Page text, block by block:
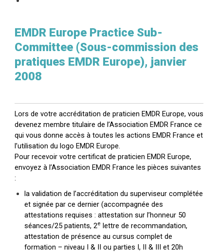
EMDR Europe Practice Sub-
Committee (Sous-commission des
pratiques EMDR Europe), janvier
2008
Lors de votre accréditation de praticien EMDR Europe, vous
devenez membre titulaire de l’Association EMDR France ce
qui vous donne accès à toutes les actions EMDR France et
l’utilisation du logo EMDR Europe.
Pour recevoir votre certificat de praticien EMDR Europe,
envoyez à l’Association EMDR France les pièces suivantes
:
la validation de l’accréditation du superviseur complétée
et signée par ce dernier (accompagnée des
attestations requises : attestation sur l’honneur 50
séances/25 patients, 2e lettre de recommandation,
attestation de présence au cursus complet de
formation – niveau I & II ou parties I, II & III et 20h